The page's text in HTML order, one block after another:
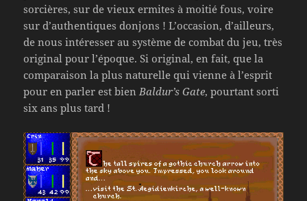
sorcières, sur de vieux ermites à moitié fous, voire
sur d’authentiques donjons ! L’occasion, d’ailleurs,
de nous intéresser au système de combat du jeu, très
original pour l’époque. Si original, en fait, que la
comparaison la plus naturelle qui vienne à l’esprit
pour en parler est bien Baldur’s Gate, pourtant sorti
six ans plus tard !